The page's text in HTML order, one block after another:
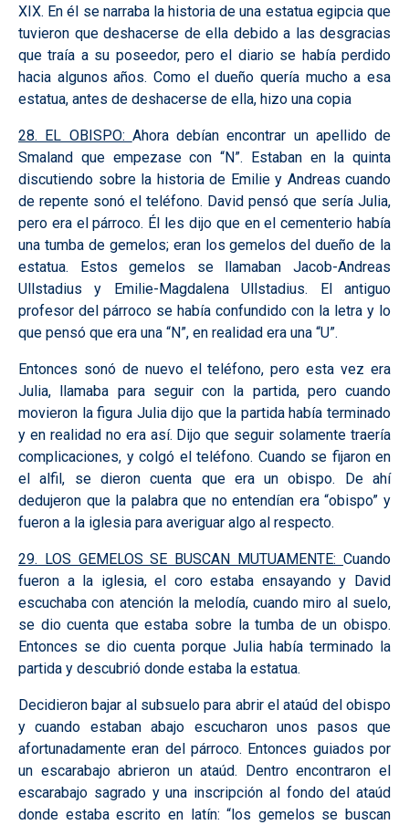
XIX. En él se narraba la historia de una estatua egipcia que
tuvieron que deshacerse de ella debido a las desgracias
que traía a su poseedor, pero el diario se había perdido
hacia algunos años. Como el dueño quería mucho a esa
estatua, antes de deshacerse de ella, hizo una copia
28. EL OBISPO: Ahora debían encontrar un apellido de
Smaland que empezase con “N”. Estaban en la quinta
discutiendo sobre la historia de Emilie y Andreas cuando
de repente sonó el teléfono. David pensó que sería Julia,
pero era el párroco. Él les dijo que en el cementerio había
una tumba de gemelos; eran los gemelos del dueño de la
estatua. Estos gemelos se llamaban Jacob-Andreas
Ullstadius y Emilie-Magdalena Ullstadius. El antiguo
profesor del párroco se había confundido con la letra y lo
que pensó que era una “N”, en realidad era una “U”.
Entonces sonó de nuevo el teléfono, pero esta vez era
Julia, llamaba para seguir con la partida, pero cuando
movieron la figura Julia dijo que la partida había terminado
y en realidad no era así. Dijo que seguir solamente traería
complicaciones, y colgó el teléfono. Cuando se fijaron en
el alfil, se dieron cuenta que era un obispo. De ahí
dedujeron que la palabra que no entendían era “obispo” y
fueron a la iglesia para averiguar algo al respecto.
29. LOS GEMELOS SE BUSCAN MUTUAMENTE: Cuando
fueron a la iglesia, el coro estaba ensayando y David
escuchaba con atención la melodía, cuando miro al suelo,
se dio cuenta que estaba sobre la tumba de un obispo.
Entonces se dio cuenta porque Julia había terminado la
partida y descubrió donde estaba la estatua.
Decidieron bajar al subsuelo para abrir el ataúd del obispo
y cuando estaban abajo escucharon unos pasos que
afortunadamente eran del párroco. Entonces guiados por
un escarabajo abrieron un ataúd. Dentro encontraron el
escarabajo sagrado y una inscripción al fondo del ataúd
donde estaba escrito en latín: “los gemelos se buscan